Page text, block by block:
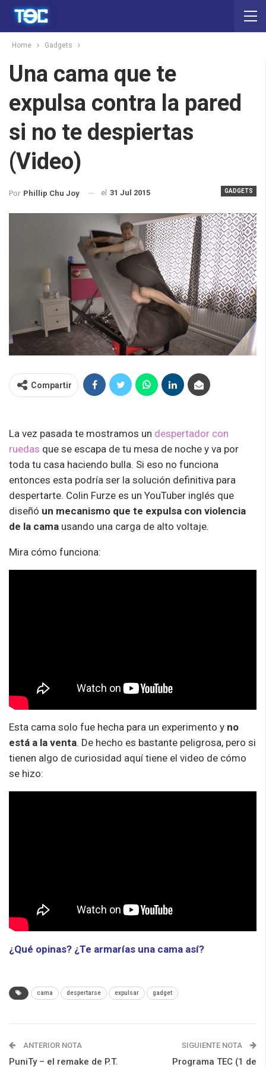
Home Gadgets
Una cama que te
expulsa contra la pared
si no te despiertas
(Video)
GADGETS
Por Phillip Chu Joy el 31 Jul 2015
Compartir
La vez pasada te mostramos un despertador con
ruedas que se escapa de tu mesa de noche y va por
toda tu casa haciendo bulla. Si eso no funciona
entonces esta podría ser la solución definitiva para
despertarte. Colin Furze es un YouTuber inglés que
diseñó un mecanismo que te expulsa con violencia
de la cama usando una carga de alto voltaje.
Mira cómo funciona:
Esta cama solo fue hecha para un experimento y no
está a la venta. De hecho es bastante peligrosa, pero si
tienen algo de curiosidad aquí tiene el video de cómo
se hizo:
¿Qué opinas? ¿Te armarías una cama así?
cama despertarse expulsar gadget
ANTERIOR NOTA
PuniTy – el remake de P.T.
SIGUIENTE NOTA
Programa TEC (1 de